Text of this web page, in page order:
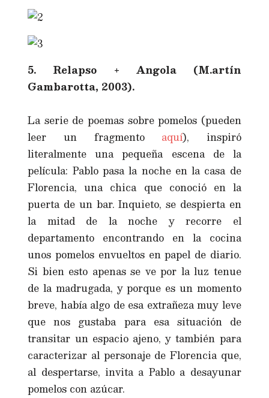
5. Relapso + Angola (M.artín
Gambarotta, 2003).
La serie de poemas sobre pomelos (pueden
leer un fragmento aquí), inspiró
literalmente una pequeña escena de la
película: Pablo pasa la noche en la casa de
Florencia, una chica que conoció en la
puerta de un bar. Inquieto, se despierta en
la mitad de la noche y recorre el
departamento encontrando en la cocina
unos pomelos envueltos en papel de diario.
Si bien esto apenas se ve por la luz tenue
de la madrugada, y porque es un momento
breve, había algo de esa extrañeza muy leve
que nos gustaba para esa situación de
transitar un espacio ajeno, y también para
caracterizar al personaje de Florencia que,
al despertarse, invita a Pablo a desayunar
pomelos con azúcar.